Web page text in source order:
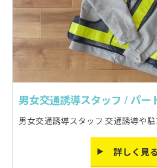
男女交通誘導スタッフ / パー
詳しく見る